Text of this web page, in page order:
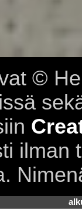
©
ilman